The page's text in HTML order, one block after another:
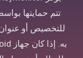
تتم حمايتها